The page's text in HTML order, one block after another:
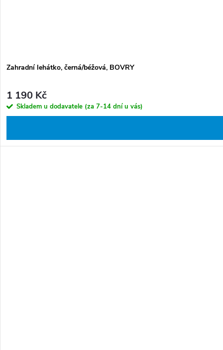
Zahradní lehátko, černá/béžová, BOVRY
1 190 Kč
Skladem u dodavatele (za 7-14 dní u vás)